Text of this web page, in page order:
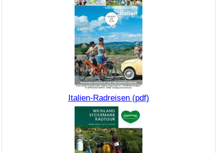
Italien-Radreisen (pdf)